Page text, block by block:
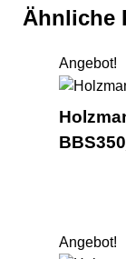
Ähnliche
Angebot!
Angebot!